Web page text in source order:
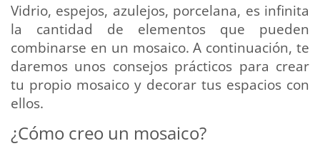
Vidrio, espejos, azulejos, porcelana, es infinita
la cantidad de elementos que pueden
combinarse en un mosaico. A continuación, te
daremos unos consejos prácticos para crear
tu propio mosaico y decorar tus espacios con
ellos.
¿Cómo creo un mosaico?